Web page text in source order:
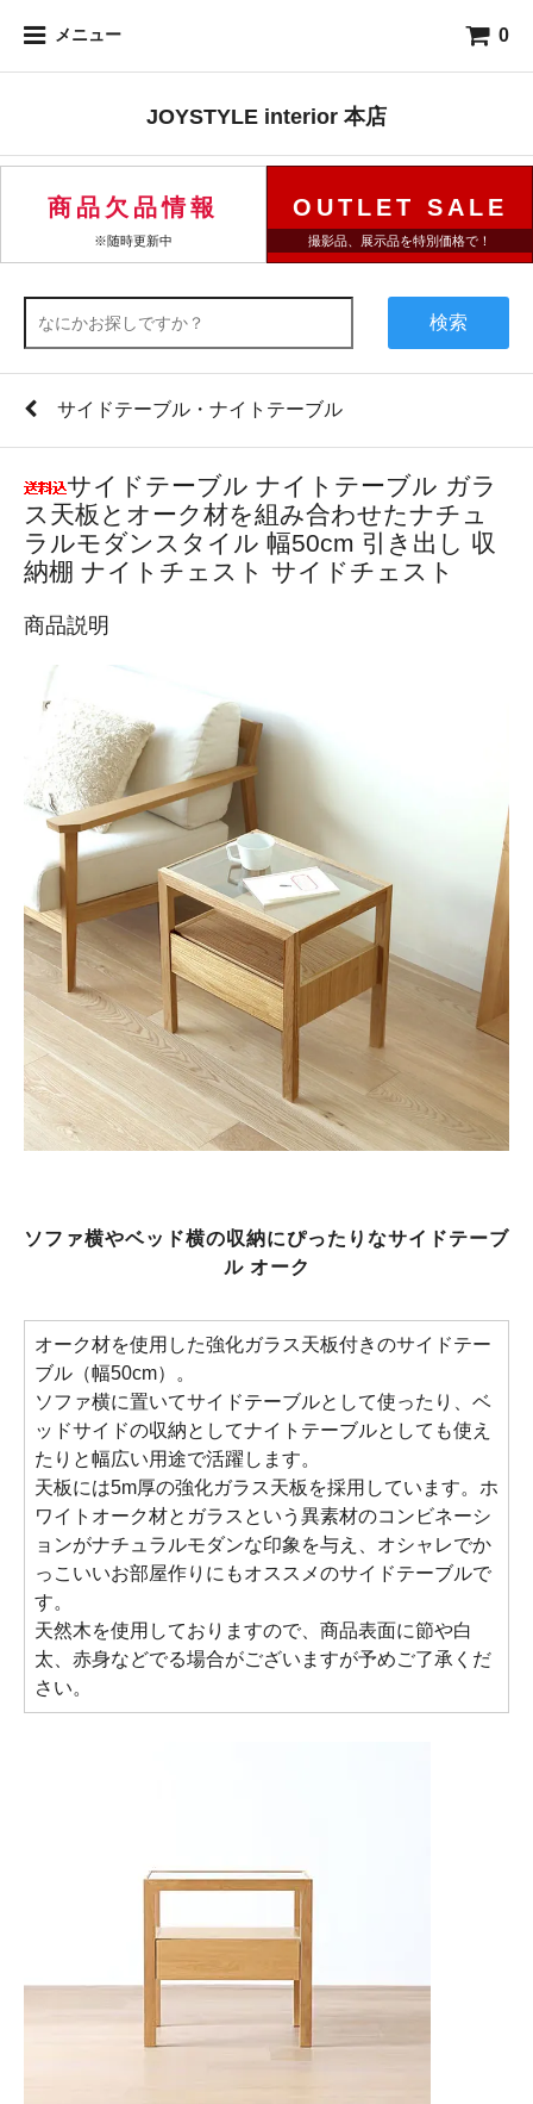
メニュー 0
JOYSTYLE interior 本店
商品欠品情報
※随時更新中
OUTLET SALE
撮影品、展示品を特別価格で！
検索
サイドテーブル・ナイトテーブル
サイドテーブル ナイトテーブル ガラ
ス天板とオーク材を組み合わせたナチュ
ラルモダンスタイル 幅50cm 引き出し 収
納棚 ナイトチェスト サイドチェスト
商品説明
ソファ横やベッド横の収納にぴったりなサイドテーブ
ル オーク
オーク材を使用した強化ガラス天板付きのサイドテー
ブル（幅50cm）。
ソファ横に置いてサイドテーブルとして使ったり、ベ
ッドサイドの収納としてナイトテーブルとしても使え
たりと幅広い用途で活躍します。
天板には5m厚の強化ガラス天板を採用しています。ホ
ワイトオーク材とガラスという異素材のコンビネーシ
ョンがナチュラルモダンな印象を与え、オシャレでか
っこいいお部屋作りにもオススメのサイドテーブルで
す。
天然木を使用しておりますので、商品表面に節や白
太、赤身などでる場合がございますが予めご了承くだ
さい。